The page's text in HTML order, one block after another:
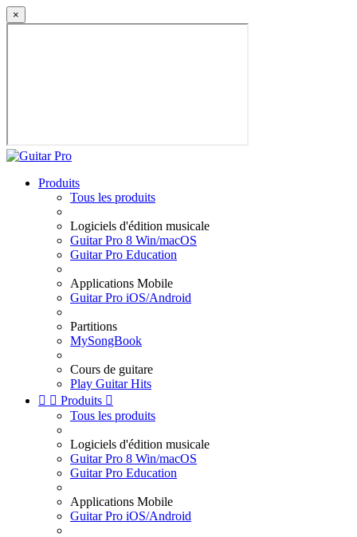
×
Produits
Tous les produits
Logiciels d'édition musicale
Guitar Pro 8 Win/macOS
Guitar Pro Education
Applications Mobile
Guitar Pro iOS/Android
Partitions
MySongBook
Cours de guitare
Play Guitar Hits
  Produits 
Tous les produits
Logiciels d'édition musicale
Guitar Pro 8 Win/macOS
Guitar Pro Education
Applications Mobile
Guitar Pro iOS/Android